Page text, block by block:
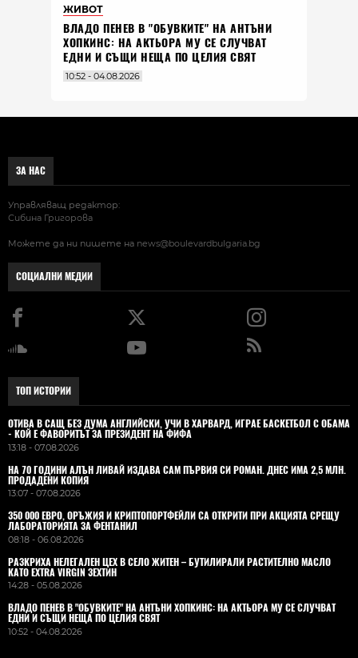
ЖИВОТ
ВЛАДO ПЕНЕВ В "ОБУВКИТЕ" НА АНТЪНИ
ХОПКИНС: НА АКТЬОРА МУ СЕ СЛУЧВАТ
ЕДНИ И СЪЩИ НЕЩА ПО ЦЕЛИЯ СВЯТ
10:52 - 04.08.2026
ЗА НАС
Управляващ редактор:
Сибина Григорова
Можете да ни пишете на news@boulevardbulgaria.bg
СОЦИАЛНИ МЕДИИ
ТОП ИСТОРИИ
ОТИВА В САЩ БЕЗ ДУМА АНГЛИЙСКИ, УЧИ В ХАРВАРД, ИГРАЕ БАСКЕТБОЛ С ОБАМА
- КОЙ Е ФАВОРИТЪТ ЗА ПРЕЗИДЕНТ НА ФИФА
13:18 - 07.08.2026
НА 70 ГОДИНИ АЛЪН ЛИВАЙ ИЗДАВА САМ ПЪРВИЯ СИ РОМАН. ДНЕС ИМА 2,5 МЛН.
ПРОДАДЕНИ КОПИЯ
13:07 - 07.08.2026
350 000 ЕВРО, ОРЪЖИЯ И КРИПТОПОРТФЕЙЛИ СА ОТКРИТИ ПРИ АКЦИЯТА СРЕЩУ
ЛАБОРАТОРИЯТА ЗА ФЕНТАНИЛ
08:18 - 06.08.2026
РАЗКРИХА НЕЛЕГАЛЕН ЦЕХ В СЕЛО ЖИТЕН – БУТИЛИРАЛИ РАСТИТЕЛНО МАСЛО
КАТО EXTRA VIRGIN ЗЕХТИН
14:28 - 05.08.2026
ВЛАДO ПЕНЕВ В "ОБУВКИТЕ" НА АНТЪНИ ХОПКИНС: НА АКТЬОРА МУ СЕ СЛУЧВАТ
ЕДНИ И СЪЩИ НЕЩА ПО ЦЕЛИЯ СВЯТ
10:52 - 04.08.2026